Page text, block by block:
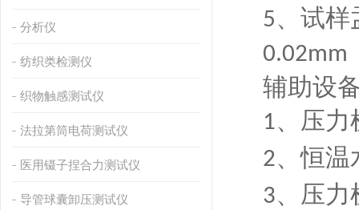
分析仪
纺织类检测仪
织物触感测试仪
法拉第筒电荷测试仪
医用镊子捏合力测试仪
导管球囊卸压测试仪
5、试样
0.02mm
辅助设
1、压力
2、恒温
3、压力